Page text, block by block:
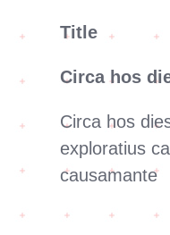
Title
Circa hos
Circa hos
exploratius
causamante